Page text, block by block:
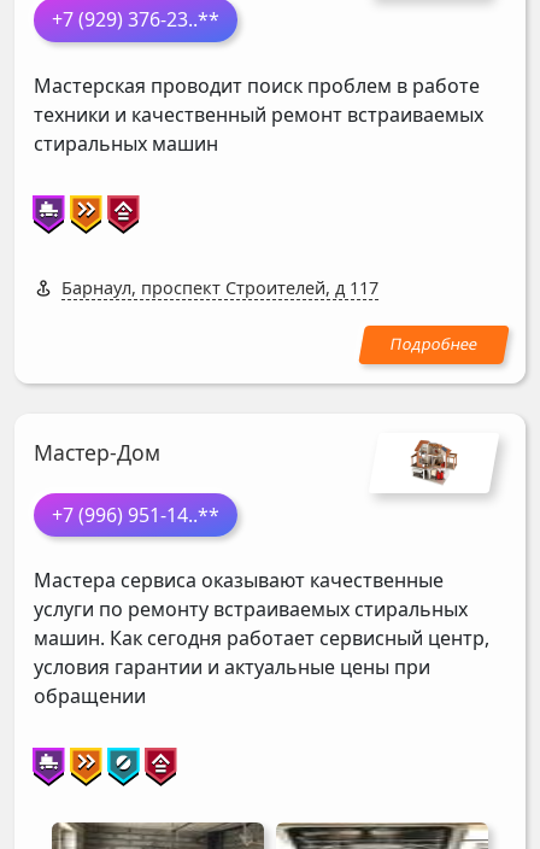
+7 (929) 376-23..**
Мастерская проводит поиск проблем в работе
техники и качественный ремонт встраиваемых
стиральных машин
Барнаул, проспект Строителей, д 117
Мастер-Дом
+7 (996) 951-14..**
Мастера сервиса оказывают качественные
услуги по ремонту встраиваемых стиральных
машин. Как сегодня работает сервисный центр,
условия гарантии и актуальные цены при
обращении